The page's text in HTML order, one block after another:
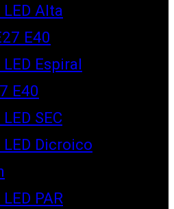
Alta
E40
Espiral
E40
SEC
Dicroico
PAR